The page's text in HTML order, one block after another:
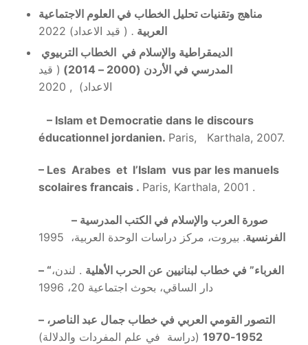
مناهج وتقنيات تحليل الخطاب في العلوم الاجتماعية
العربية .
( قيد الاعداد) 2022
المدرسي في الأردن (2000 – 2014)
( قيد
الاعداد) , 2020
– Islam et Democratie dans le discours
éducationnel jordanien. Paris, Karthala, 2007.
– Les Arabes et l’Islam vus par les manuels
scolaires francais . Paris, Karthala, 2001 .
– صورة العرب والإسلام في الكتب المدرسية
الفرنسية. بيروت، مركز دراسات الوحدة العربية، 1995
– “الغرباء” في خطاب لبنانيين عن الحرب الأهلية . لندن،
دار الساقي، بحوث اجتماعية 20، 1996
– التصور القومي العربي في خطاب جمال عبد الناصر،
1952-1970
(دراسة في علم المفردات والدلالة)